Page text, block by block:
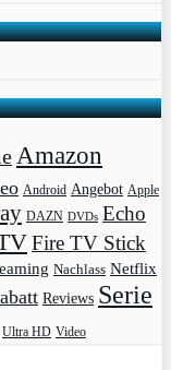
Amazon
Android Angebot Apple
DAZN DVDs Echo
Fire TV Stick
Nachlass Netflix
Reviews Serie
Ultra HD Video